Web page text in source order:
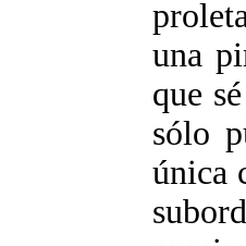
una
que
sólo
única